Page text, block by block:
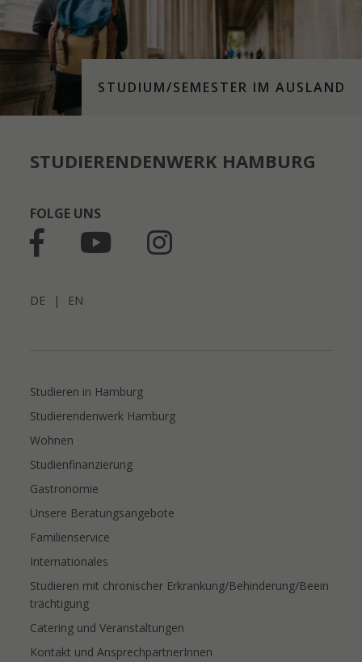
STUDIUM/SEMESTER IM AUSLAND
STUDIERENDENWERK HAMBURG
FOLGE UNS
DE | EN
Studieren in Hamburg
Studierendenwerk Hamburg
Wohnen
Studienfinanzierung
Gastronomie
Unsere Beratungsangebote
Familienservice
Internationales
Studieren mit chronischer Erkrankung/Behinderung/Beein
trächtigung
Catering und Veranstaltungen
Kontakt und AnsprechpartnerInnen